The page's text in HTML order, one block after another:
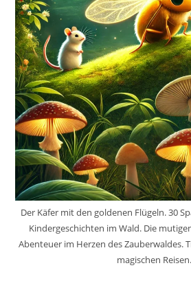
Der Käfer mit den goldenen Flügeln. 30
Kindergeschichten im Wald. Die
Abenteuer im Herzen des Zauberwaldes.
magischen Reisen.